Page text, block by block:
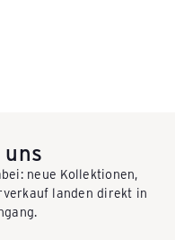
neue Kollektionen,
landen direkt in